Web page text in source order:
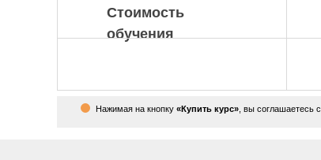
Стоимость
обучения
Нажимая на кнопку «Купить курс» , вы соглашаетесь с